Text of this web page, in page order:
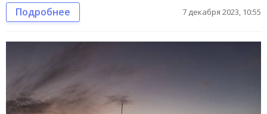
Подробнее 7 декабря 2023, 10:55